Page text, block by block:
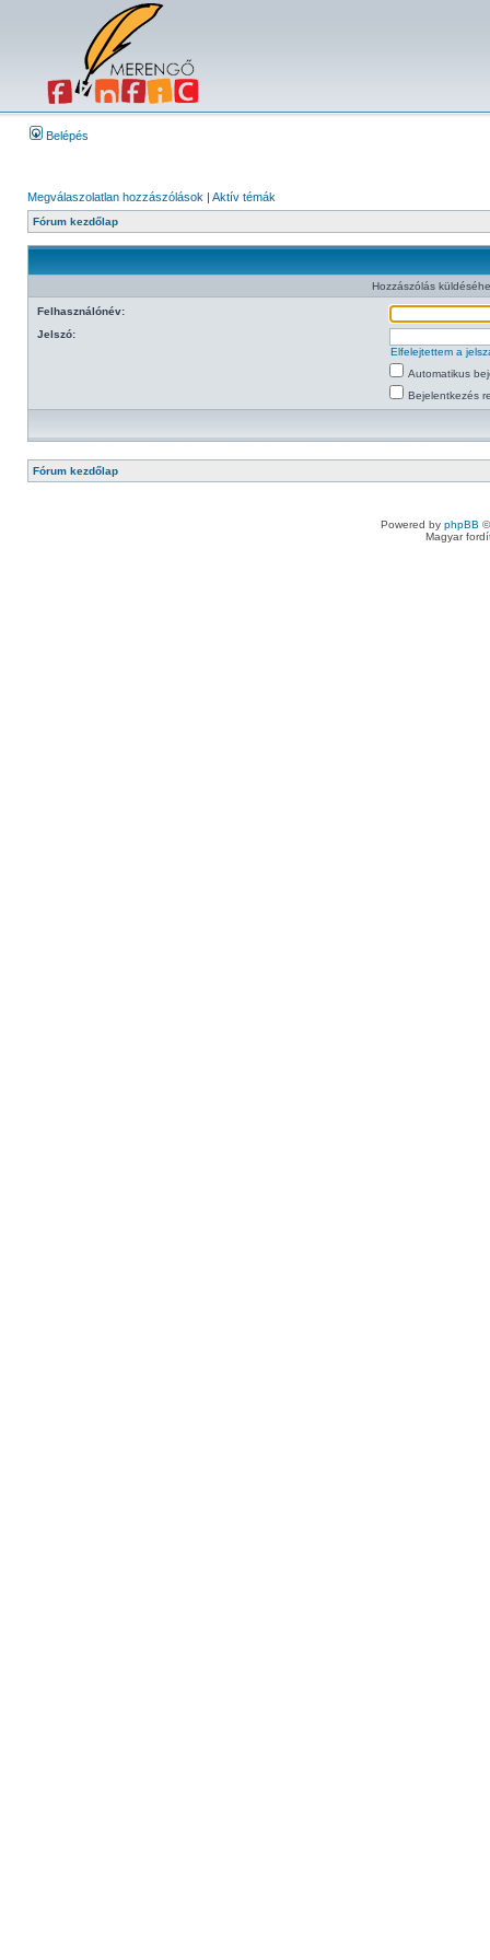
Belépés
Megválaszolatlan hozzászólások | Aktív témák
Fórum kezdőlap
Hozzászólás
Felhasználónév:
Jelszó:
Elfelejtettem a
Automatikus
Bejelentkezés
Fórum kezdőlap
Powered by phpBB
Magyar